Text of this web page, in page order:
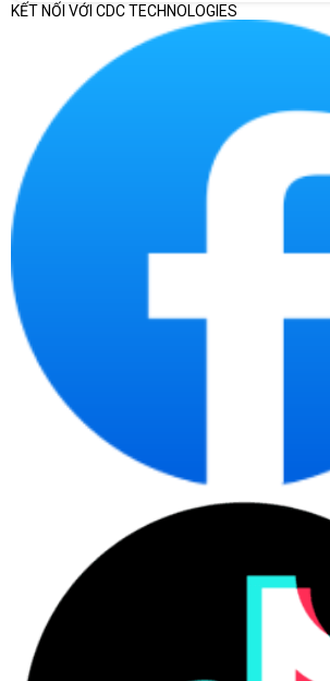
Kết luận
Tóm tắt, Điện thoại hội nghị Polycom
giải pháp hội nghị chất lượng cao với chất
và khả năng kết nối đa dạng. Thiết kế đơn giản
KẾT NỐI VỚI CDC TECHNOLOGIES